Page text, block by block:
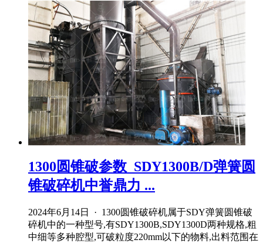
1300圆锥破参数_SDY1300B/D弹簧圆
锥破碎机中誉鼎力 ...
2024年6月14日 · 1300圆锥破碎机属于SDY弹簧圆锥破
碎机中的一种型号,有SDY1300B,SDY1300D两种规格,粗
中细等多种腔型,可破粒度220mm以下的物料,出料范围在